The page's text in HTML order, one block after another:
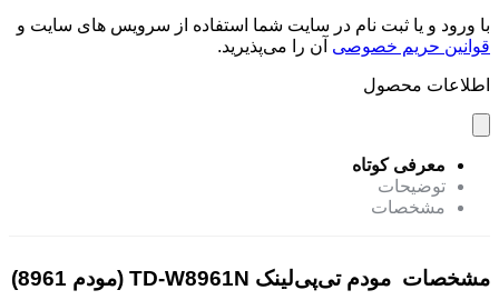
با ورود و یا ثبت نام در سایت شما استفاده از سرویس های سایت و
قوانین حریم خصوصی آن را می‌پذیرید.
اطلاعات محصول
معرفی کوتاه
توضیحات
مشخصات
مشخصات مودم تی‌پی‌لینک TD-W8961N (مودم 8961)